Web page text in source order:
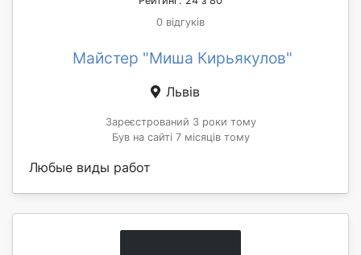
0 відгуків
Майстер "Миша Кирьякулов"
Львів
Зареєстрований 3 роки тому
Був на сайті 7 місяців тому
Любые виды работ